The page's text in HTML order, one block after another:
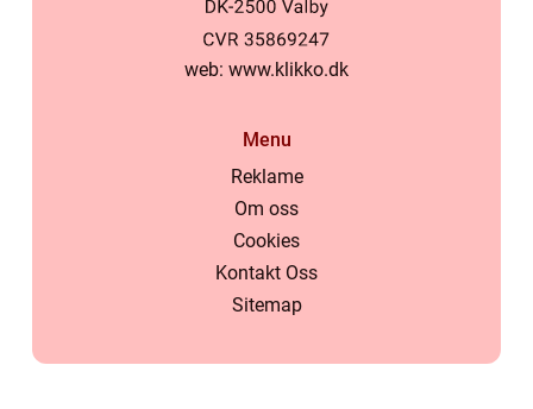
web: www.klikko.dk
Menu
Reklame
Om oss
Cookies
Kontakt Oss
Sitemap